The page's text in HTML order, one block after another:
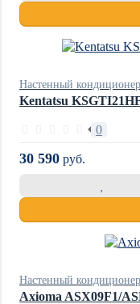
Настенный кондиционер
Kentatsu
0
30 590 руб.
Настенный кондиционер
Axioma ASX09F1/